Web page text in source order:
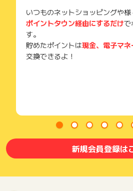
いつものネットショッピングや
ポイントタウン経由にするだけで
す。
貯めたポイントは現金、電子マ
交換できるよ！
新規会員登録は